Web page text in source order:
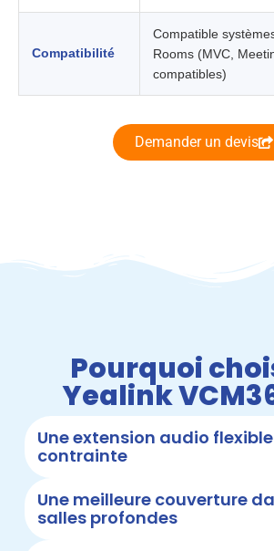
Compatibilité
Compatible
Rooms (MVC,
compatibles)
Demander un devis
Pourquoi
Yealink
Une extension audio
contrainte
Une meilleure couverture
salles profondes